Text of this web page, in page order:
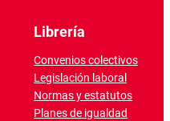
Librería
Convenios colectivos
Legislación laboral
Normas y estatutos
Planes de igualdad